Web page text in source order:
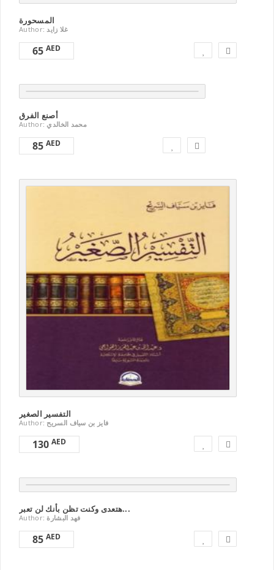
المسحورة
Author:غلا زايد
65 AED
Author:محمد الخالدي
85 AED
التفسير الصغير
Author: فايز بن سياف السريح
130 AED
هتعدى وكنت تظن بأنك لن تعبر...
Author: فهد البشارة
85 AED